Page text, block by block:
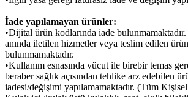
İade yapılamayan ürünler:
•Dijital ürün kodlarında iade
anında iletilen hizmetler veya teslim edilen
bulunmamaktadır.
•Kullanım esnasında vücut ile birebir temas
beraber sağlık açısından tehlike arz edebilen
iadesi/değişimi yapılamamaktadır. (Tüm